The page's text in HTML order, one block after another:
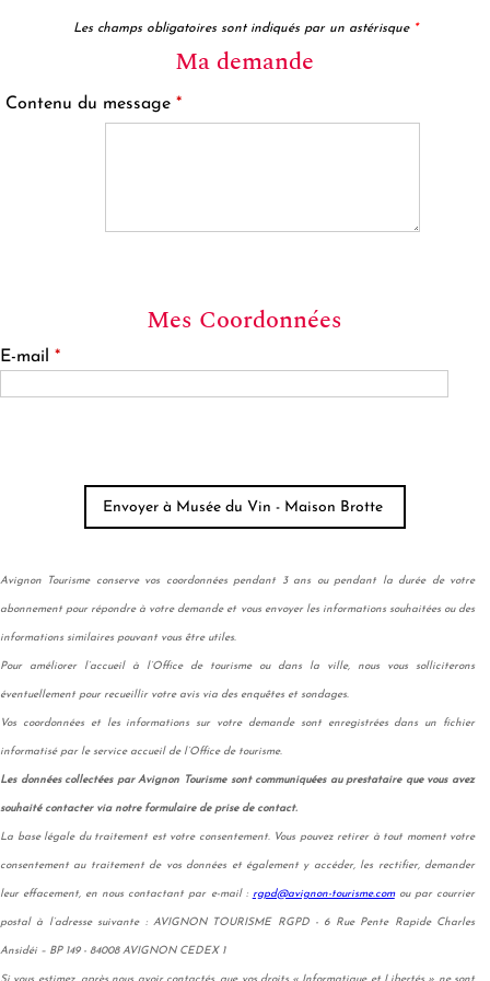
Les champs obligatoires sont indiqués par un astérisque *
Ma demande
Contenu du message *
Mes Coordonnées
E-mail *
Avignon Tourisme conserve vos coordonnées pendant 3 ans ou pendant la durée de votre
abonnement pour répondre à votre demande et vous envoyer les informations souhaitées ou des
informations similaires pouvant vous être utiles.
Pour améliorer l’accueil à l’Office de tourisme ou dans la ville, nous vous solliciterons
éventuellement pour recueillir votre avis via des enquêtes et sondages.
Vos coordonnées et les informations sur votre demande sont enregistrées dans un fichier
informatisé par le service accueil de l’Office de tourisme.
Les données collectées par Avignon Tourisme sont communiquées au prestataire que vous avez
souhaité contacter via notre formulaire de prise de contact.
La base légale du traitement est votre consentement. Vous pouvez retirer à tout moment votre
consentement au traitement de vos données et également y accéder, les rectifier, demander
leur effacement, en nous contactant par e-mail : rgpd@avignon-tourisme.comou par courrier
postal à l’adresse suivante : AVIGNON TOURISME RGPD - 6 Rue Pente Rapide Charles
Ansidéi – BP 149 - 84008 AVIGNON CEDEX 1